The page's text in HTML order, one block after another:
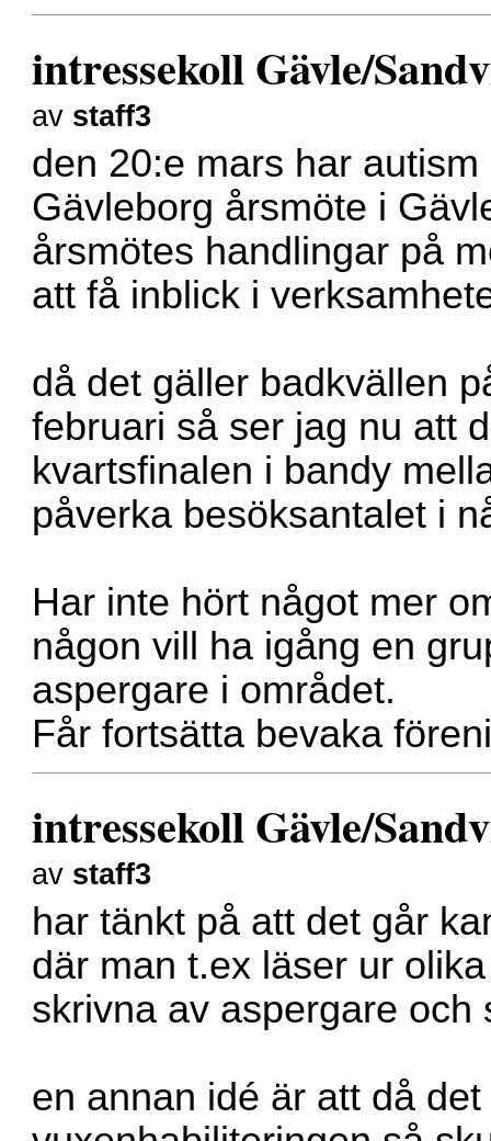
intressekoll Gävle/
av staff3
den 20:e mars har
Gävleborg årsmöte i
årsmötes handlingar på
att få inblick i
då det gäller badkvällen
februari så ser jag nu att
kvartsfinalen i bandy
påverka besöksantalet i
Har inte hört något mer
någon vill ha igång en
aspergare i området.
Får fortsätta bevaka
intressekoll Gävle/
av staff3
har tänkt på att det går
där man t.ex läser ur
skrivna av aspergare
en annan idé är att då